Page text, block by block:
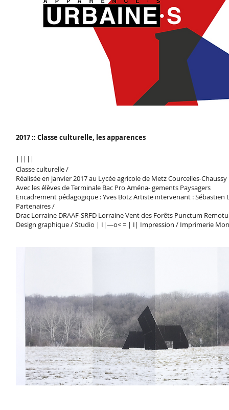
2017 :: Classe culturelle, les apparences
|||||
Classe culturelle /
Réalisée en janvier 2017 au Lycée agricole de Metz Courcelles-Chaussy
Avec les élèves de Terminale Bac Pro Aména- gements Paysagers
Encadrement pédagogique : Yves Botz Artiste intervenant : Sébastien
Partenaires /
Drac Lorraine DRAAF-SRFD Lorraine Vent des Forêts Punctum
Design graphique / Studio | I|—o< = | I| Impression / Imprimerie